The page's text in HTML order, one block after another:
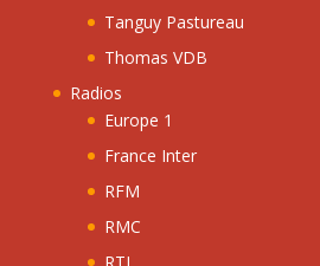
Tanguy Pastureau
Thomas VDB
Radios
Europe 1
France Inter
RFM
RMC